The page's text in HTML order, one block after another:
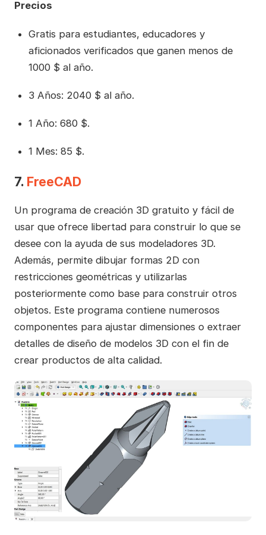
Precios
Gratis para estudiantes, educadores y
aficionados verificados que ganen menos de
1000 $ al año.
3 Años: 2040 $ al año.
1 Año: 680 $.
1 Mes: 85 $.
7. FreeCAD
Un programa de creación 3D gratuito y fácil de
usar que ofrece libertad para construir lo que se
desee con la ayuda de sus modeladores 3D.
Además, permite dibujar formas 2D con
restricciones geométricas y utilizarlas
posteriormente como base para construir otros
objetos. Este programa contiene numerosos
componentes para ajustar dimensiones o extraer
detalles de diseño de modelos 3D con el fin de
crear productos de alta calidad.